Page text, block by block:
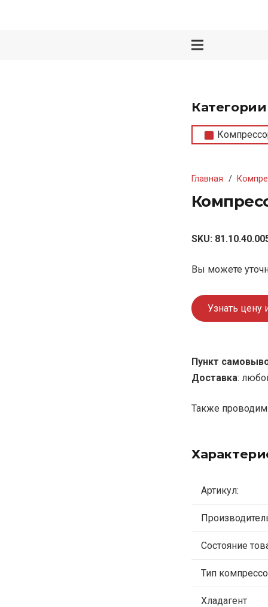
Главная /
SKU:
Вы можете
Узнать цену
Пункт
Доставка:
Также проводим
Артикул:
Состояние
Тип
Хладагент